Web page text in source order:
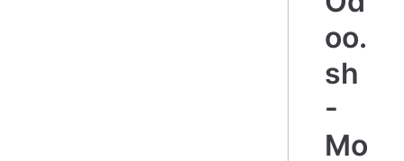
oo.
sh
-
Mo